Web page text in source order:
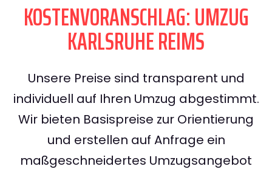
KOSTENVORANSCHLAG: UMZUG
KARLSRUHE REIMS
Unsere Preise sind transparent und
individuell auf Ihren Umzug abgestimmt.
Wir bieten Basispreise zur Orientierung
und erstellen auf Anfrage ein
maßgeschneidertes Umzugsangebot